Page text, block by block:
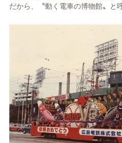
だから、〝動く電車の博物館〟と